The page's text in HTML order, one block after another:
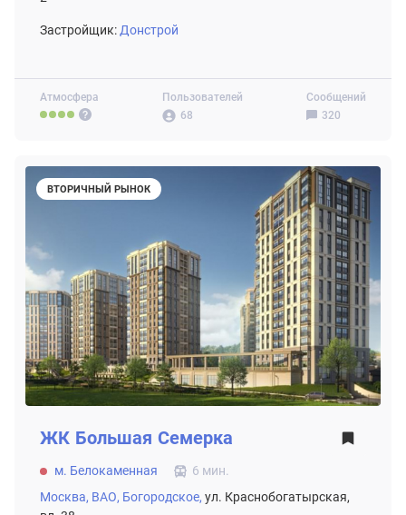
Атмосфера
Пользователей
68
Сообщений
320
Застройщик: Донстрой
ВТОРИЧНЫЙ РЫНОК
ЖК Большая Семерка
м. Белокаменная
6 мин.
Москва, ВАО, Богородское, ул. Краснобогатырская,